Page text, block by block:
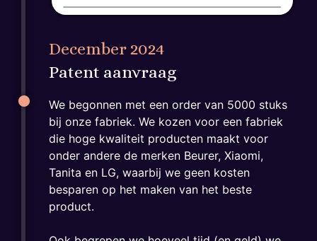
December 2024
Patent aanvraag
We begonnen met een order van 5000 stuks
bij onze fabriek. We kozen voor een fabriek
die hoge kwaliteit producten maakt voor
onder andere de merken Beurer, Xiaomi,
Tanita en LG, waarbij we geen kosten
besparen op het maken van het beste
product.